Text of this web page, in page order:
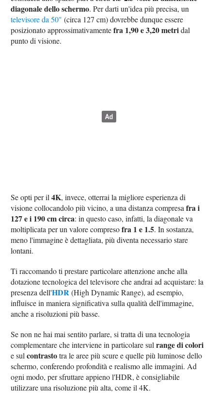
diagonale dello schermo. Per darti un'idea più precisa, un
televisore da 50" (circa 127 cm) dovrebbe dunque essere
posizionato approssimativamentefra 1,90 e 3,20 metridal
punto di visione.
Se opti per il4K, invece, otterrai la migliore esperienza di
visione collocandolo più vicino, a una distanza compresafra i
127 e i 190 cm circa: in questo caso, infatti, la diagonale va
moltiplicata per un valore compresofra 1 e 1.5. In sostanza,
meno l'immagine è dettagliata, più diventa necessario stare
lontani.
Ti raccomando ti prestare particolare attenzione anche alla
dotazione tecnologica del televisore che andrai ad acquistare: la
presenza dell'HDR(High Dynamic Range), ad esempio,
influisce in maniera significativa sulla qualità dell'immagine,
anche a risoluzioni più basse.
Se non ne hai mai sentito parlare, si tratta di una tecnologia
complementare che interviene in particolare sulrange di colori
e sulcontrastotra le aree più scure e quelle più luminose dello
schermo, conferendo profondità e realismo alle immagini. Ad
ogni modo, per sfruttare appieno l'HDR, è consigliabile
utilizzare una risoluzione più alta, come il 4K.